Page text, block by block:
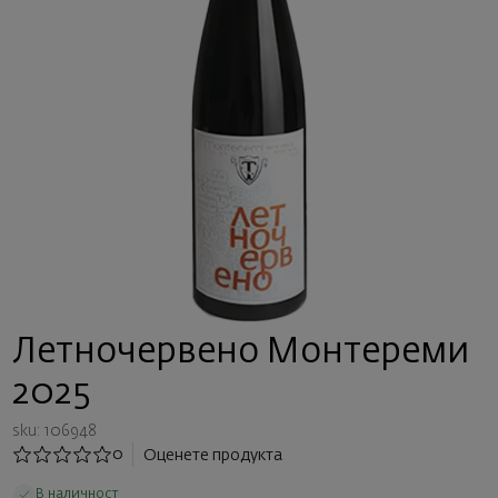
Летночервено Монтереми
2025
sku: 106948
0
Оценете продукта
В наличност